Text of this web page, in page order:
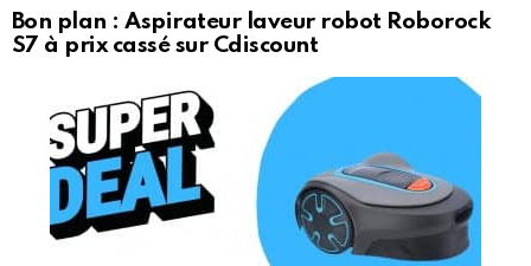
Bon plan : Aspirateur laveur robot Roborock
S7 à prix cassé sur Cdiscount